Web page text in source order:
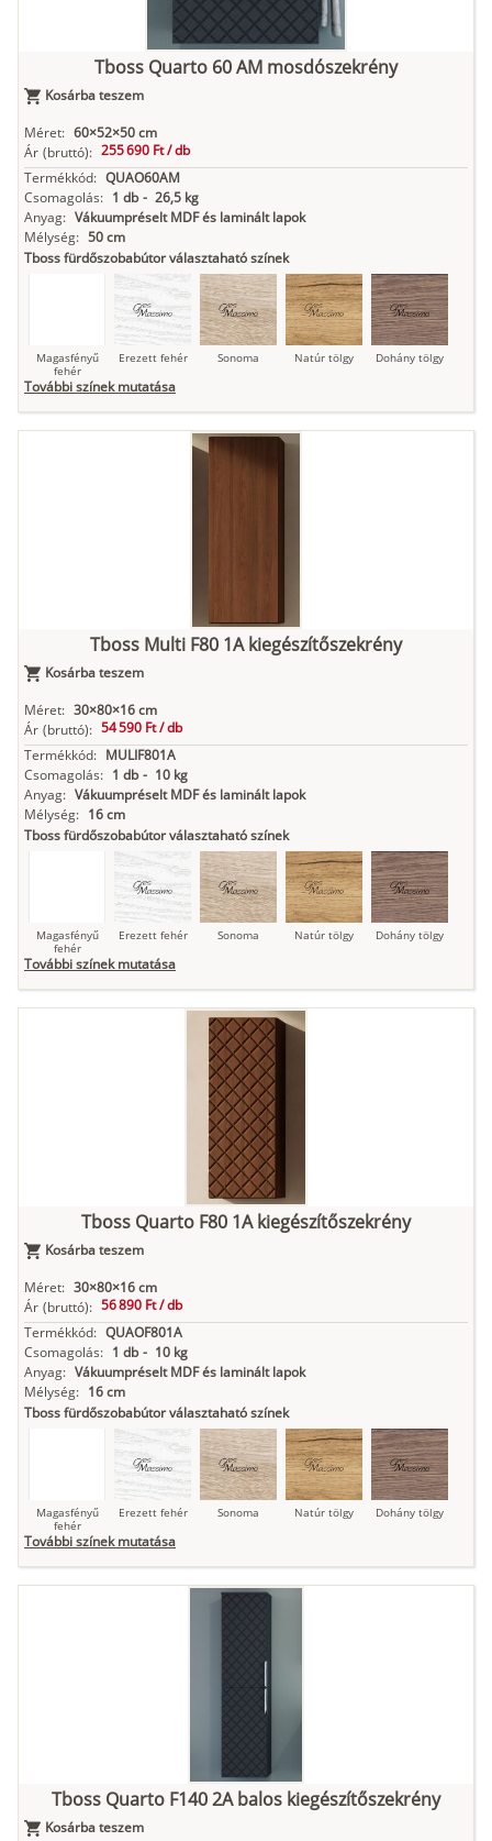
Nádzöld Füstös zöld
Antracit Matt fekete
Tboss Quarto 60 AM mosdószekrény
Kosárba teszem
Méret: 60×52×50 cm
Ár (bruttó): 255 690 Ft /db
Termékkód: QUAO60AM
Csomagolás: 1 db - 26,5 kg
Anyag: Vákuumpréselt MDF és laminált lapok
Mélység: 50 cm
Tboss fürdőszobabútor választaható színek
Magasfényű
fehér
Erezett fehér Sonoma Natúr tölgy Dohány tölgy
Loft beton
Antracit Matt fekete
További színek mutatása
Tboss Multi F80 1A kiegészítőszekrény
Kosárba teszem
Méret: 30×80×16 cm
Ár (bruttó): 54 590 Ft /db
Termékkód: MULIF801A
Csomagolás: 1 db - 10 kg
Anyag: Vákuumpréselt MDF és laminált lapok
Mélység: 16 cm
Tboss fürdőszobabútor választaható színek
Magasfényű
fehér
Erezett fehér Sonoma Natúr tölgy Dohány tölgy
Loft beton
Nádzöld
Antracit Matt fekete
További színek mutatása
Tboss Quarto F80 1A kiegészítőszekrény
Kosárba teszem
Méret: 30×80×16 cm
Ár (bruttó): 56 890 Ft /db
Termékkód: QUAOF801A
Csomagolás: 1 db - 10 kg
Anyag: Vákuumpréselt MDF és laminált lapok
Mélység: 16 cm
Tboss fürdőszobabútor választaható színek
Magasfényű
fehér
Erezett fehér Sonoma Natúr tölgy Dohány tölgy
Antracit Matt fekete
További színek mutatása
Tboss Quarto F140 2A balos kiegészítőszekrény
Kosárba teszem